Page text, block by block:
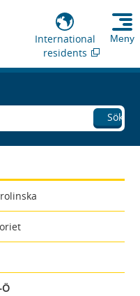
International
residents
Meny
Sök